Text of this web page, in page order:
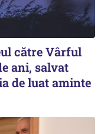
către Vârful
ani, salvat
de luat aminte